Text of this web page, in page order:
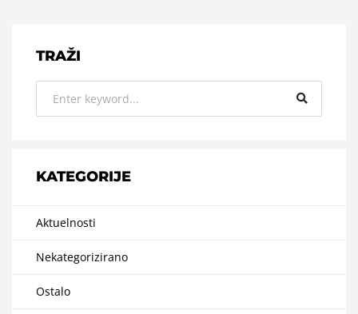
TRAŽI
KATEGORIJE
Aktuelnosti
Nekategorizirano
Ostalo